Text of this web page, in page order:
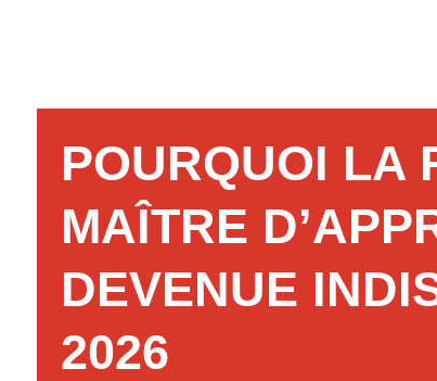
POURQUOI LA
MAÎTRE
DEVENUE
2026